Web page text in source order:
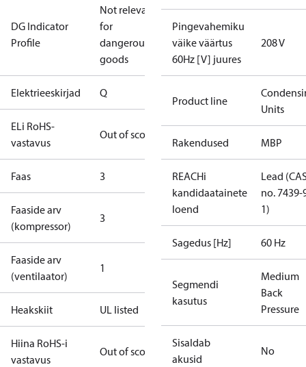
DG Indicator
Profile
Not relevant
for
dangerous
goods
Elektrieeskirjad Q
ELi RoHS-
vastavus
Out of scope
Faas 3
Faaside arv
(kompressor)
3
Faaside arv
(ventilaator)
1
Heakskiit UL listed
Hiina RoHS-i
vastavus
Out of scope
Pingevahemiku
väike väärtus
60Hz [V] juures
208 V
Product line
Units
Rakendused MBP
REACHi
kandidaatainete
loend
Lead
no. 7439-
1)
Sagedus [Hz] 60 Hz
Segmendi
kasutus
Medium
Back
Pressure
Sisaldab
akusid
No